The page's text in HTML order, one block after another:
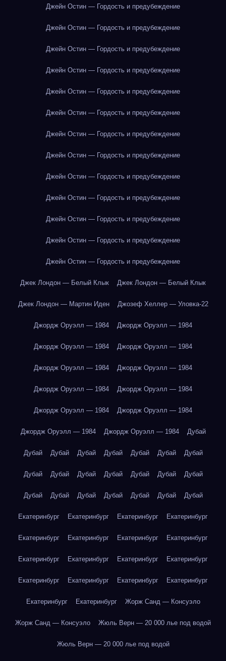
Джейн Остин — Гордость и предубеждение
Джейн Остин — Гордость и предубеждение
Джейн Остин — Гордость и предубеждение
Джейн Остин — Гордость и предубеждение
Джейн Остин — Гордость и предубеждение
Джейн Остин — Гордость и предубеждение
Джейн Остин — Гордость и предубеждение
Джейн Остин — Гордость и предубеждение
Джейн Остин — Гордость и предубеждение
Джейн Остин — Гордость и предубеждение
Джейн Остин — Гордость и предубеждение
Джейн Остин — Гордость и предубеждение
Джейн Остин — Гордость и предубеждение
Джек Лондон — Белый Клык Джек Лондон — Белый Клык
Джек Лондон — Мартин Иден Джозеф Хеллер — Уловка-22
Джордж Оруэлл — 1984 Джордж Оруэлл — 1984
Джордж Оруэлл — 1984 Джордж Оруэлл — 1984
Джордж Оруэлл — 1984 Джордж Оруэлл — 1984
Джордж Оруэлл — 1984 Джордж Оруэлл — 1984
Джордж Оруэлл — 1984 Джордж Оруэлл — 1984
Джордж Оруэлл — 1984 Джордж Оруэлл — 1984 Дубай
Дубай Дубай Дубай Дубай Дубай Дубай Дубай
Дубай Дубай Дубай Дубай Дубай Дубай Дубай
Дубай Дубай Дубай Дубай Дубай Дубай Дубай
Екатеринбург Екатеринбург Екатеринбург Екатеринбург
Екатеринбург Екатеринбург Екатеринбург Екатеринбург
Екатеринбург Екатеринбург Екатеринбург Екатеринбург
Екатеринбург Екатеринбург Екатеринбург Екатеринбург
Екатеринбург Екатеринбург Жорж Санд — Консуэло
Жорж Санд — Консуэло Жюль Верн — 20 000 лье под водой
Жюль Верн — 20 000 лье под водой